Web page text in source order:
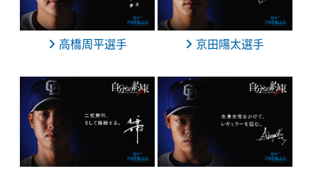
高橋周平選手 京田陽太選手